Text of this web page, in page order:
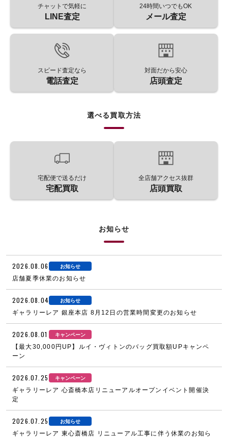
チャットで気軽に
LINE査定
24時間いつでもOK
メール査定
スピード査定なら
電話査定
対面だから安心
店頭査定
選べる買取方法
宅配便で送るだけ
宅配買取
全店舗アクセス抜群
店頭買取
お知らせ
2026.08.06 お知らせ
店舗夏季休業のお知らせ
2026.08.04 お知らせ
ギャラリーレア 銀座本店 8月12日の営業時間変更のお知らせ
2026.08.01 キャンペーン
【最大30,000円UP】ルイ・ヴィトンのバッグ買取額UPキャンペ
ーン
2026.07.25 キャンペーン
ギャラリーレア 心斎橋本店リニューアルオープンイベント開催決
定
2026.07.25 お知らせ
ギャラリーレア 東心斎橋店 リニューアル工事に伴う休業のお知ら